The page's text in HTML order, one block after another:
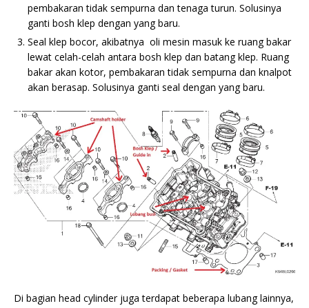
pembakaran tidak sempurna dan tenaga turun. Solusinya
ganti bosh klep dengan yang baru.
Seal klep bocor, akibatnya oli mesin masuk ke ruang bakar
lewat celah-celah antara bosh klep dan batang klep. Ruang
bakar akan kotor, pembakaran tidak sempurna dan knalpot
akan berasap. Solusinya ganti seal dengan yang baru.
Di bagian head cylinder juga terdapat beberapa lubang lainnya,